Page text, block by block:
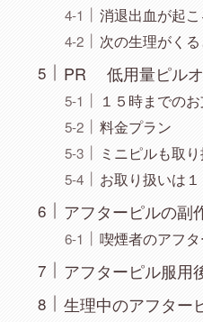
消退出血が起
次の生理がくる
PR 低用量ピルオ
１５時までの
料金プラン
ミニピルも取
お取り扱いは
アフターピルの副
喫煙者のアフ
アフターピル服用
生理中のアフター